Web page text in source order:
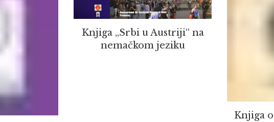
Knjiga „Srbi u Austriji“ na
nemačkom jeziku
Knjiga